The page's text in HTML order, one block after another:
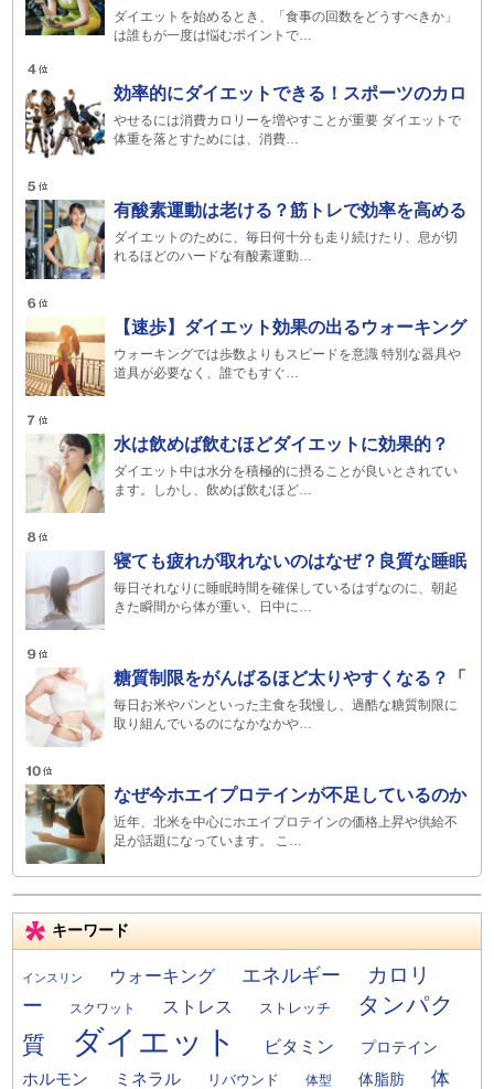
ダイエットを始めるとき、「食事の回数をどうすべきか」
は誰もが一度は悩むポイントで…
効率的にダイエットできる！スポーツのカロ
やせるには消費カロリーを増やすことが重要 ダイエットで
体重を落とすためには、消費…
有酸素運動は老ける？筋トレで効率を高める
ダイエットのために、毎日何十分も走り続けたり、息が切
れるほどのハードな有酸素運動…
【速歩】ダイエット効果の出るウォーキング
ウォーキングでは歩数よりもスピードを意識 特別な器具や
道具が必要なく、誰でもすぐ…
水は飲めば飲むほどダイエットに効果的？
ダイエット中は水分を積極的に摂ることが良いとされてい
ます。しかし、飲めば飲むほど…
寝ても疲れが取れないのはなぜ？良質な睡眠
毎日それなりに睡眠時間を確保しているはずなのに、朝起
きた瞬間から体が重い、日中に…
糖質制限をがんばるほど太りやすくなる？「
毎日お米やパンといった主食を我慢し、過酷な糖質制限に
取り組んでいるのになかなかや…
なぜ今ホエイプロテインが不足しているのか
近年、北米を中心にホエイプロテインの価格上昇や供給不
足が話題になっています。 こ…
キーワード
インスリン ウォーキング エネルギー
カロリ
ー
スクワット ストレス ストレッチ
タンパク
質
ダイエット ビタミン プロテイン
ホルモン ミネラル リバウンド 体型 体脂肪
体